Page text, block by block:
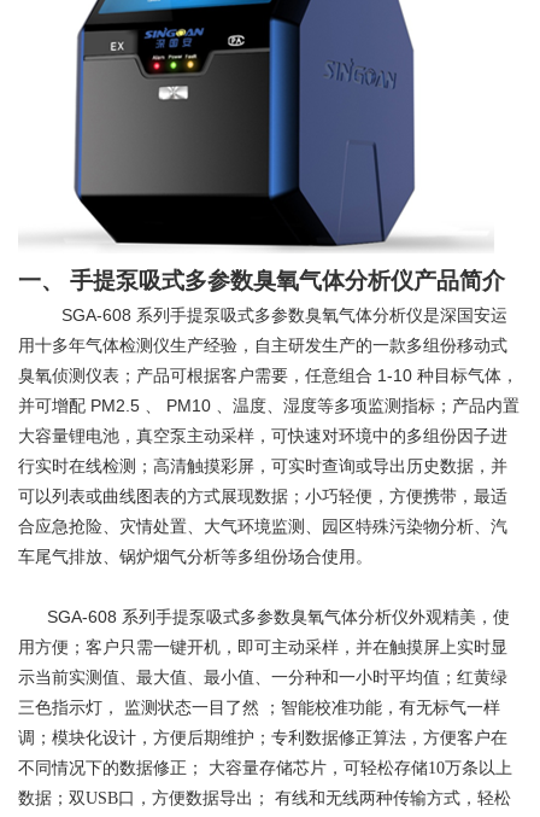
一、 手提泵吸式多参数臭氧气体分析仪产品简介
SGA-608 系列手提泵吸式多参数臭氧气体分析仪是深国安运
用十多年气体检测仪生产经验，自主研发生产的一款多组份移动式
臭氧侦测仪表；产品可根据客户需要，任意组合 1-10 种目标气体，
并可增配 PM2.5 、 PM10 、温度、湿度等多项监测指标；产品内置
大容量锂电池，真空泵主动采样，可快速对环境中的多组份因子进
行实时在线检测；高清触摸彩屏，可实时查询或导出历史数据，并
可以列表或曲线图表的方式展现数据；小巧轻便，方便携带，最适
合应急抢险、灾情处置、大气环境监测、园区特殊污染物分析、汽
车尾气排放、锅炉烟气分析等多组份场合使用。
SGA-608 系列手提泵吸式多参数臭氧气体分析仪外观精美，使
用方便；客户只需一键开机，即可主动采样，并在触摸屏上实时显
示当前实测值、最大值、最小值、一分种和一小时平均值；红黄绿
三色指示灯，
监测状态一目了然
；智能校准功能，有无标气一样
调；模块化设计，方便后期维护；专利数据修正算法，方便客户在
不同情况下的数据修正；
大容量存储芯片，可轻松存储10万条以上
数据；双USB口，方便数据导出；
有线和无线两种传输方式，轻松